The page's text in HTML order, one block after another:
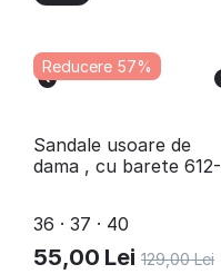
Reducere 57%
Sandale usoare de
dama , cu barete 612-
36 · 37 · 40
55,00 Lei 129,00 Lei